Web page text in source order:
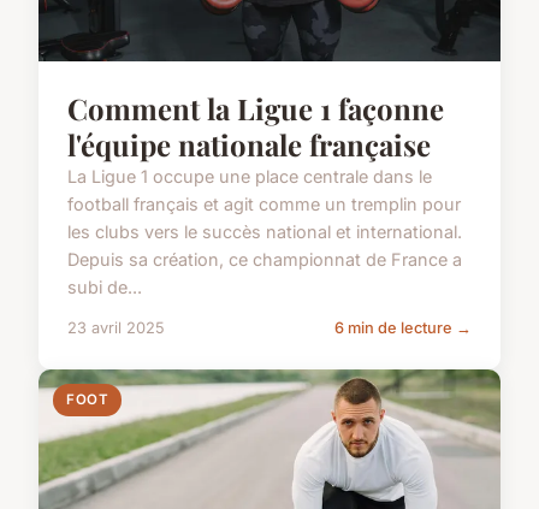
Comment la Ligue 1 façonne
l'équipe nationale française
La Ligue 1 occupe une place centrale dans le
football français et agit comme un tremplin pour
les clubs vers le succès national et international.
Depuis sa création, ce championnat de France a
subi de...
23 avril 2025 6 min de lecture →
FOOT